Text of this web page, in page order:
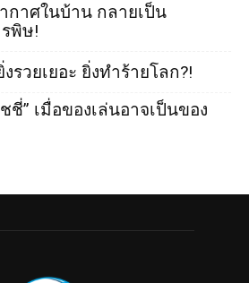
กาศในบ้าน กลายเป็น
รพิษ!
รวยเยอะ ยิ่งทำร้ายโลก?!
ชี่” เมื่อของเล่นอาจเป็นของ